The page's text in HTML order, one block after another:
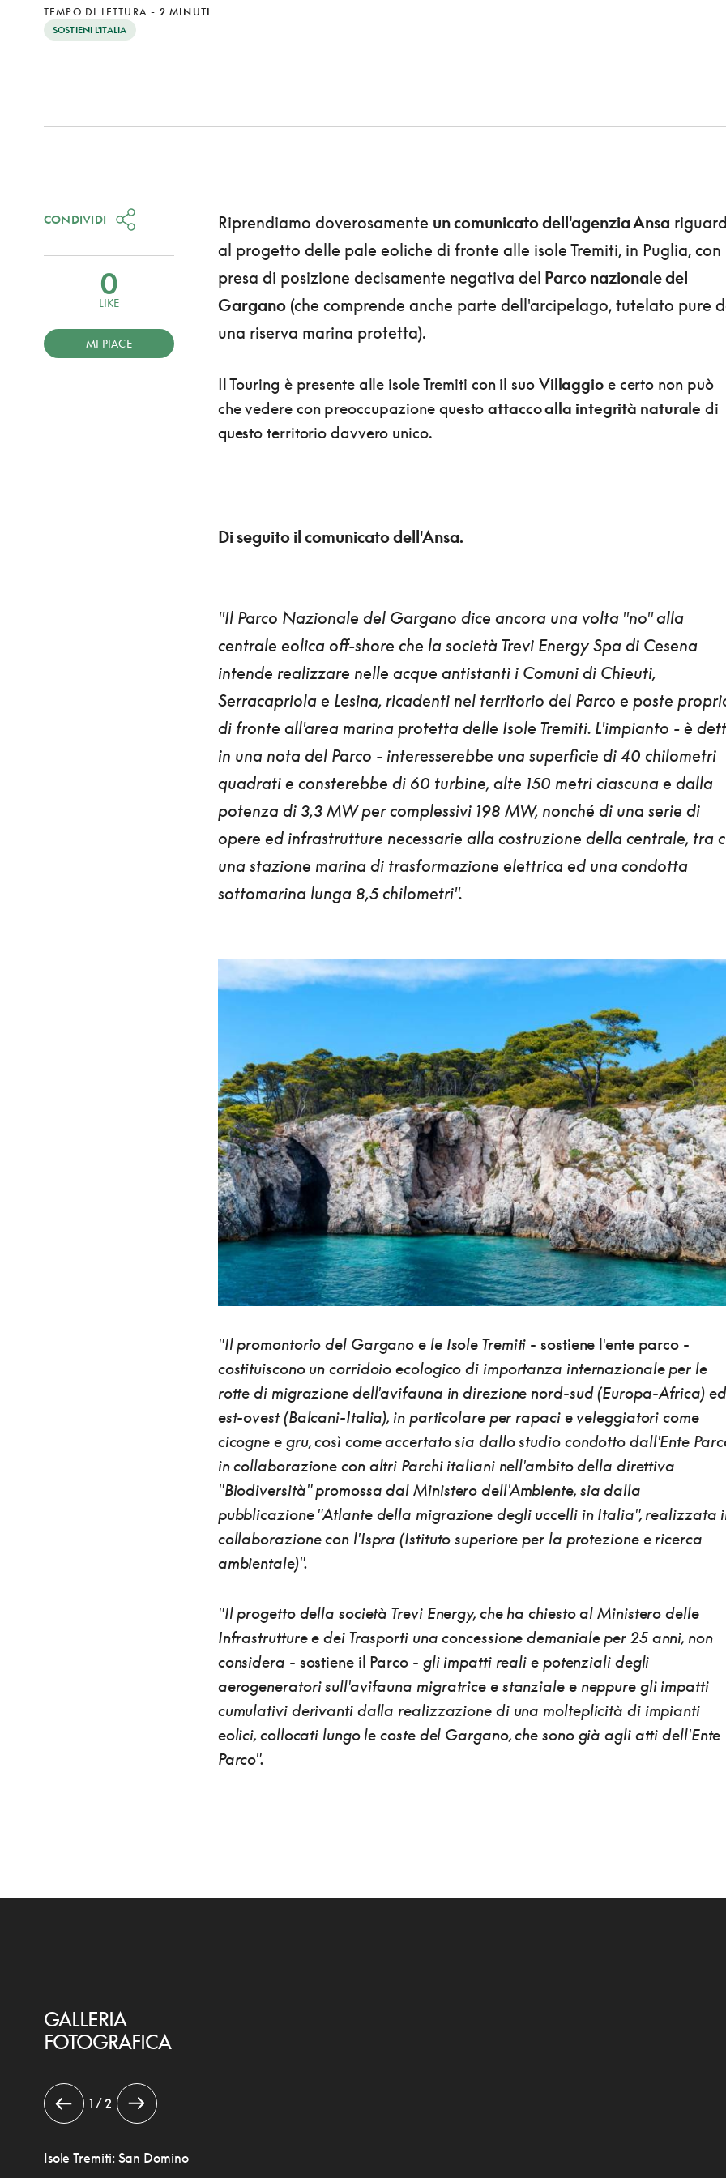
TEMPO DI LETTURA - 2 MINUTI
SOSTIENI L'ITALIA
Riprendiamo doverosamente un comunicato dell'agenzia Ansa
al progetto delle pale eoliche di fronte alle isole Tremiti, in Puglia, con
presa di posizione decisamente negativa del Parco nazionale del
Gargano(che comprende anche parte dell'arcipelago, tutelato pure
una riserva marina protetta).
Il Touring è presente alle isole Tremiti con il suo Villaggioe certo non può
che vedere con preoccupazione questoattacco alla integrità naturale di
questo territorio davvero unico.
Di seguito il comunicato dell'Ansa.
"Il Parco Nazionale del Gargano dice ancora una volta "no" alla
centrale eolica off-shore che la società Trevi Energy Spa di Cesena
intende realizzare nelle acque antistanti i Comuni di Chieuti,
Serracapriola e Lesina, ricadenti nel territorio del Parco e poste
di fronte all'area marina protetta delle Isole Tremiti. L'impianto - è
in una nota del Parco - interesserebbe una superficie di 40 chilometri
quadratie consterebbe di 60 turbine, alte 150 metri ciascuna e dalla
potenza di 3,3 MW per complessivi 198 MW, nonché di una serie di
opere ed infrastrutture necessarie alla costruzione della centrale, tra
una stazione marina di trasformazione elettrica ed una condotta
sottomarina lunga 8,5 chilometri".
"Il promontorio del Gargano e le Isole Tremiti - sostiene l'ente parco -
costituiscono un corridoio ecologico di importanza internazionale per le
rotte di migrazione dell'avifauna in direzione nord-sud (Europa-Africa) ed
est-ovest (Balcani-Italia), in particolare per rapaci e veleggiatori come
cicogne e gru, così come accertato sia dallo studio condotto dall'Ente
in collaborazione con altri Parchi italiani nell'ambito della direttiva
"Biodiversità" promossa dal Ministero dell'Ambiente, sia dalla
pubblicazione "Atlante della migrazione degli uccelli in Italia", realizzata
collaborazione con l'Ispra (Istituto superiore per la protezione e ricerca
ambientale)".
"Il progetto della società Trevi Energy, che ha chiesto al Ministero delle
Infrastrutture e dei Trasporti una concessione demaniale per 25 anni, non
considera - sostiene il Parco - gli impatti reali e potenziali degli
aerogeneratori sull'avifauna migratrice e stanziale e neppure gli impatti
cumulativi derivanti dalla realizzazione di una molteplicità di impianti
eolici, collocati lungo le coste del Gargano, che sono già agli atti dell'Ente
Parco".
CONDIVIDI
0
LIKE
MI PIACE
GALLERIA
FOTOGRAFICA
1 / 2
Isole Tremiti: San Domino